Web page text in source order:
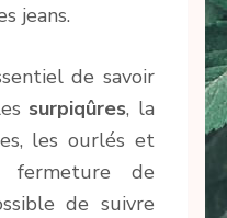
jeans.
de savoir
surpiqûres, la
les ourlés et
fermeture de
de suivre